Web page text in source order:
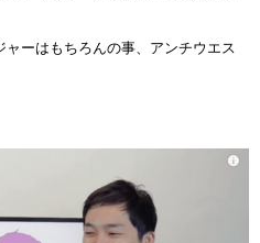
ーはもちろんの事、アンチウエス